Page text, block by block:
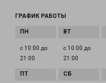
ГРАФИК РАБОТЫ
с 10:00 до
21:00
с 10:00 до
21:00